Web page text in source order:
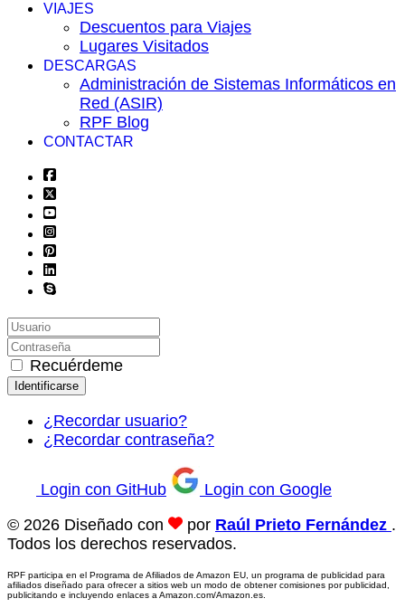
VIAJES
Descuentos para Viajes
Lugares Visitados
DESCARGAS
Administración de Sistemas Informáticos en
Red (ASIR)
RPF Blog
CONTACTAR
Recuérdeme
Identificarse
¿Recordar usuario?
¿Recordar contraseña?
Login con GitHub
Login con Google
© 2026 Diseñado con
por Raúl Prieto Fernández .
Todos los derechos reservados.
RPF participa en el Programa de Afiliados de Amazon EU, un programa de publicidad para
afiliados diseñado para ofrecer a sitios web un modo de obtener comisiones por publicidad,
publicitando e incluyendo enlaces a Amazon.com/Amazon.es.